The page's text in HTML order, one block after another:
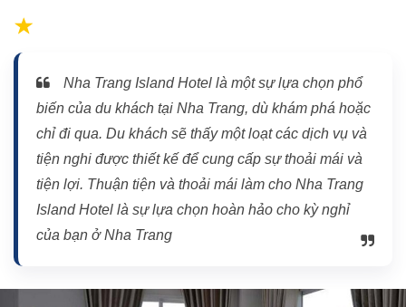
Nha Trang Island Hotel là một sự lựa chọn phổ
biến của du khách tại Nha Trang, dù khám phá hoặc
chỉ đi qua. Du khách sẽ thấy một loạt các dịch vụ và
tiện nghi được thiết kế để cung cấp sự thoải mái và
tiện lợi. Thuận tiện và thoải mái làm cho Nha Trang
Island Hotel là sự lựa chọn hoàn hảo cho kỳ nghỉ
của bạn ở Nha Trang